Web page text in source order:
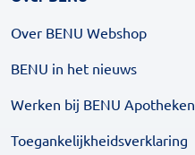
Over BENU Webshop
BENU in het nieuws
Werken bij BENU Apotheken
Toegankelijkheidsverklaring